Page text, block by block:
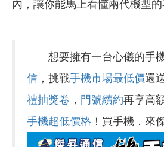
內，讓你能馬上看懂兩代機型的
想要擁有一台心儀的手機
信 ，挑戰手機市場最低價還
禮抽獎卷 ， 門號續約再享高
手機超低價格 ！買手機．來